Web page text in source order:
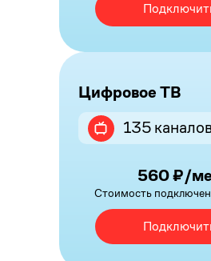
Цифровое ТВ
135 каналов
560 ₽/
Стоимость